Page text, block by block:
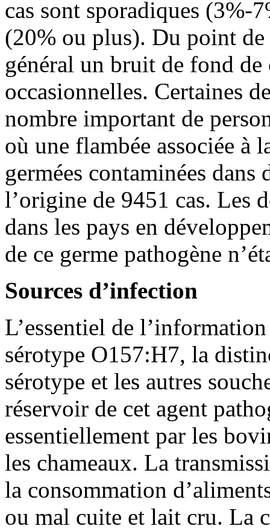
cas sont sporadiques (3%-
(20% ou plus). Du point
général un bruit de fond de
occasionnelles. Certaines
nombre important de
où une flambée associée à
germées contaminées dans
l’origine de 9451 cas. Les
dans les pays en
de ce germe pathogène
Sources d’infection
L’essentiel de
sérotype O157:H7, la
sérotype et les autres
réservoir de cet agent
essentiellement par les
les chameaux. La
la consommation
ou mal cuite et lait cru. La